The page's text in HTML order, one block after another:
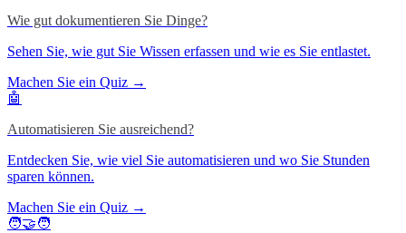
Wie gut dokumentieren Sie Dinge?
Sehen Sie, wie gut Sie Wissen erfassen und wie es Sie entlastet.
Machen Sie ein Quiz →
🤖
Automatisieren Sie ausreichend?
Entdecken Sie, wie viel Sie automatisieren und wo Sie Stunden
sparen können.
Machen Sie ein Quiz →
🧑‍🤝‍🧑